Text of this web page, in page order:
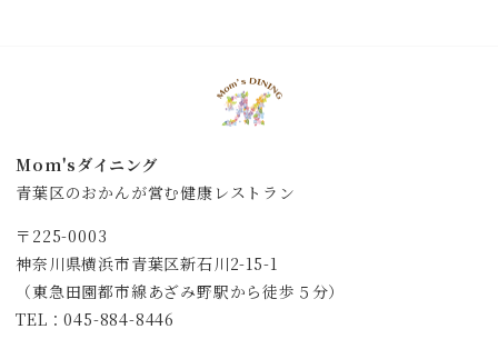
Mom'sダイニング
青葉区のおかんが営む健康レストラン
〒225-0003
神奈川県横浜市青葉区新石川2-15-1
（東急田園都市線あざみ野駅から徒歩５分）
TEL：045-884-8446